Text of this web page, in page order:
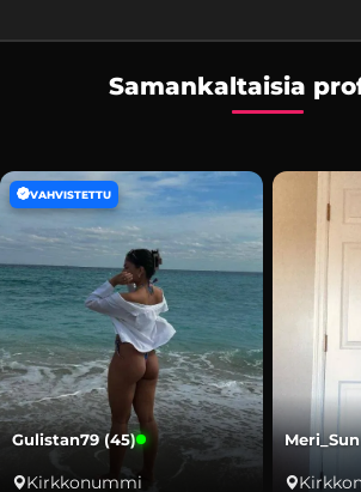
Samankaltaisia
VAHVISTETTU
Gulistan79 (45)
Kirkkonummi